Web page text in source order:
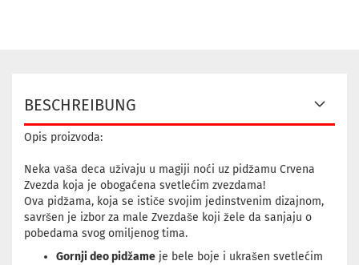
BESCHREIBUNG
Opis proizvoda:
Neka vaša deca uživaju u magiji noći uz pidžamu Crvena
Zvezda koja je obogaćena svetlećim zvezdama!
Ova pidžama, koja se ističe svojim jedinstvenim dizajnom,
savršen je izbor za male Zvezdaše koji žele da sanjaju o
pobedama svog omiljenog tima.
Gornji deo pidžame je bele boje i ukrašen svetlećim